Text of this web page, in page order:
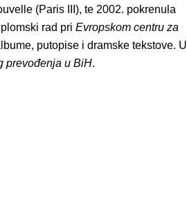
(Paris III), te 2002. pokrenula
rad pri Evropskom centru za
putopise i dramske tekstove. U
prevođenja u BiH.